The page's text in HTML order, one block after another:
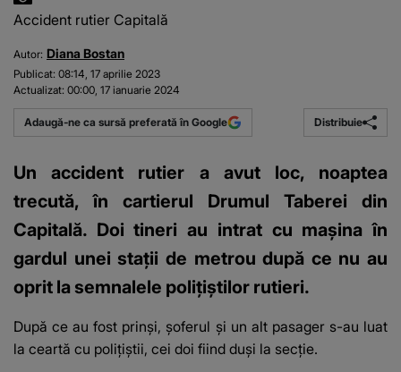
Accident rutier Capitală
Autor: Diana Bostan
Publicat: 08:14, 17 aprilie 2023
Actualizat: 00:00, 17 ianuarie 2024
Adaugă-ne ca sursă preferată în Google Distribuie
Un accident rutier a avut loc, noaptea
trecută, în cartierul Drumul Taberei din
Capitală. Doi tineri au intrat cu mașina în
gardul unei stații de metrou după ce nu au
oprit la semnalele polițiștilor rutieri.
După ce au fost prinși, șoferul și un alt pasager s-au luat
la ceartă cu polițiștii, cei doi fiind duși la secție.